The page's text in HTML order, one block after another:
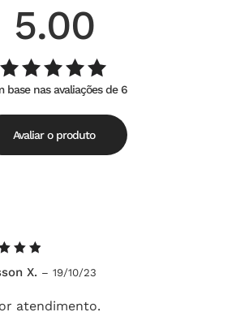
5.00
Avaliação
5.00de
5
base nas avaliações de 6
Avaliar o produto
5 X. – 19/10/23
atendimento.